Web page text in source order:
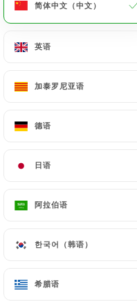
菜单
简体中文（中文）
英语
加泰罗尼亚语
德语
日语
阿拉伯语
한국어（韩语）
希腊语
主页/联系人
简体中文（中文）
英语
加泰罗尼亚语
德语
日语
阿拉伯语
한국어（韩语）
希腊语